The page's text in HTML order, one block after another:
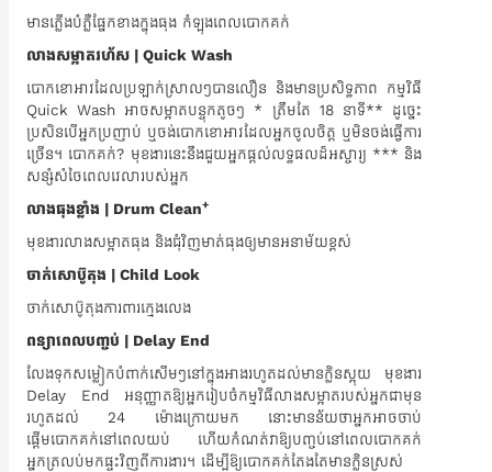
មានភ្លើងបំភ្លឺផ្នែកខាងក្នុងធុង កំឡុងពេលបោកគក់
លាងសម្អាតរហ័ស | Quick Wash
បោកខោអាវដែលប្រឡាក់ស្រាលៗបានលឿន និងមានប្រសិទ្ធភាព កម្មវិធី
Quick Wash អាចសម្អាតបន្ទុកតូចៗ * ត្រឹមតែ 18 នាទី** ដូច្នេះ
ប្រសិនបើអ្នកប្រញាប់ ឬចង់បោកខោអាវដែលអ្នកចូលចិត្ត ឬមិនចង់ធ្វើការ
ច្រើន។ បោកគក់? មុខងារនេះនឹងជួយអ្នកផ្តល់លទ្ធផលដ៏អស្ចារ្យ *** និង
សន្សំសំចៃពេលវេលារបស់អ្នក
លាងធុងខ្លាំង | Drum Clean+
មុខងារលាងសម្អាតធុង និងជុំវិញមាត់ធុងឲ្យមានអនាម័យខ្ពស់
ចាក់សោប៊ូតុង | Child Look
ចាក់សោប៊ូតុងការពារក្មេងលេង
ពន្យាពេលបញ្ចប់ | Delay End
លែងទុកសម្លៀកបំពាក់សើមៗនៅក្នុងអាងរហូតដល់មានក្លិនស្អុយ មុខងារ
Delay End អនុញ្ញាតឱ្យអ្នករៀបចំកម្មវិធីលាងសម្អាតរបស់អ្នកជាមុន
រហូតដល់ 24 ម៉ោងក្រោយមក នោះមានន័យថាអ្នកអាចចាប់
ផ្តើមបោកគក់នៅពេលយប់ ហើយកំណត់វាឱ្យបញ្ចប់នៅពេលបោកគក់
អ្នកត្រលប់មកផ្ទះវិញពីការងារ។ ដើម្បីឱ្យបោកគក់តែងតែមានក្លិនស្រស់